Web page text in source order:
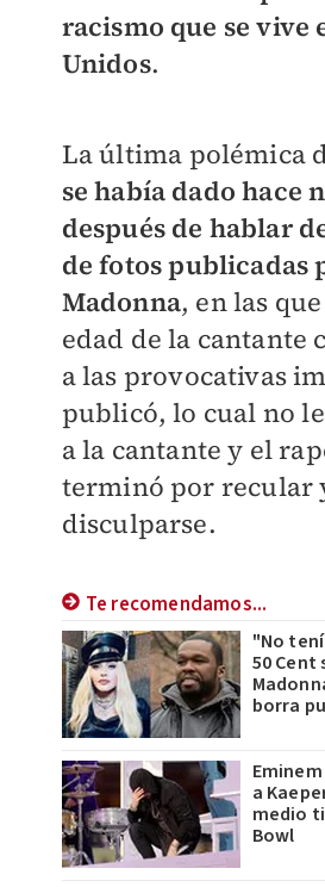
racismo que se vive
Unidos.
La última polémica
se había dado hace
después de hablar
de fotos publicadas
Madonna, en las
edad de la cantante
a las provocativas
publicó, lo cual no
a la cantante y el
terminó por recular
disculparse.
Te recomendamos...
"No
50 Cent
borra
a
medio
Bowl